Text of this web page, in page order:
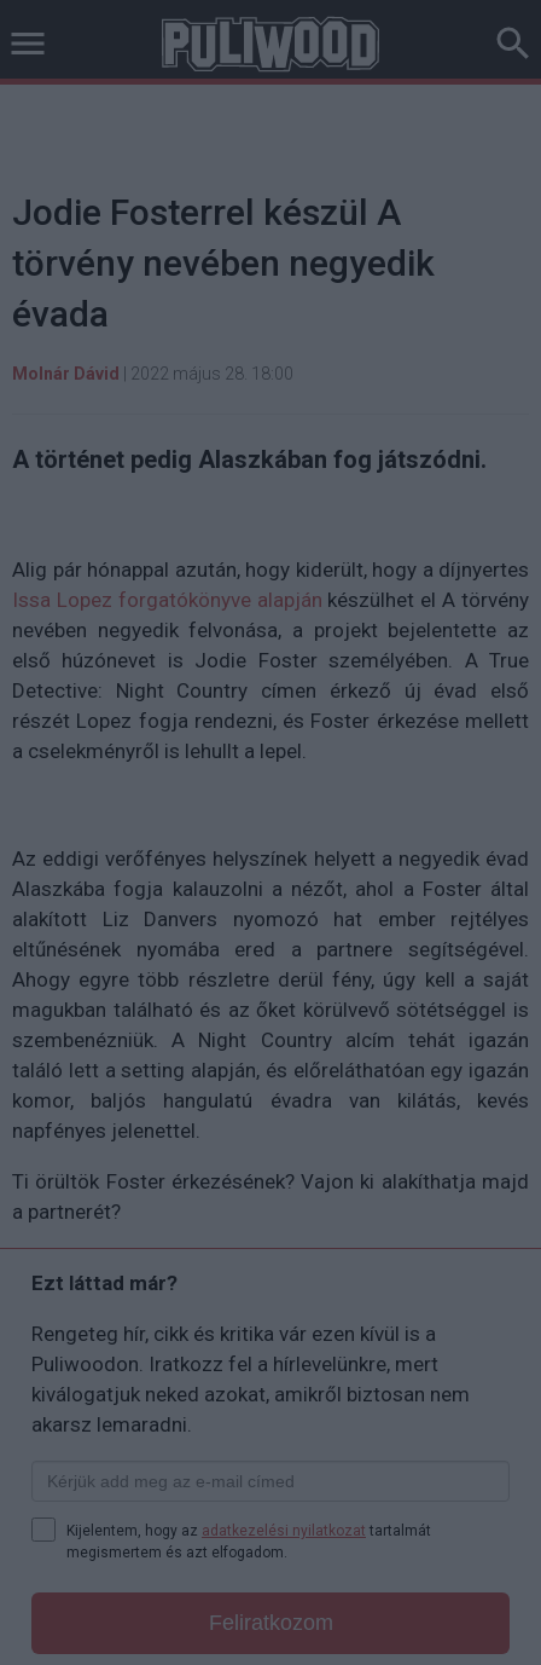
Jodie Fosterrel készül A
törvény nevében negyedik
évada
Molnár Dávid 2022 május 28. 18:00
A történet pedig Alaszkában fog játszódni.
Alig pár hónappal azután, hogy kiderült, hogy a díjnyertes
Issa Lopez forgatókönyve alapján készülhet el A törvény
nevében negyedik felvonása, a projekt bejelentette az
első húzónevet is Jodie Foster személyében. A True
Detective: Night Country címen érkező új évad első
részét Lopez fogja rendezni, és Foster érkezése mellett
a cselekményről is lehullt a lepel.
Az eddigi verőfényes helyszínek helyett a negyedik évad
Alaszkába fogja kalauzolni a nézőt, ahol a Foster által
alakított Liz Danvers nyomozó hat ember rejtélyes
eltűnésének nyomába ered a partnere segítségével.
Ahogy egyre több részletre derül fény, úgy kell a saját
magukban található és az őket körülvevő sötétséggel is
szembenézniük. A Night Country alcím tehát igazán
találó lett a setting alapján, és előreláthatóan egy igazán
komor, baljós hangulatú évadra van kilátás, kevés
napfényes jelenettel.
Ti örültök Foster érkezésének? Vajon ki alakíthatja majd
a partnerét?
Ezt láttad már?
Rengeteg hír, cikk és kritika vár ezen kívül is a
Puliwoodon. Iratkozz fel a hírlevelünkre, mert
kiválogatjuk neked azokat, amikről biztosan nem
akarsz lemaradni.
Kijelentem, hogy az adatkezelési nyilatkozat tartalmát
megismertem és azt elfogadom.
Feliratkozom